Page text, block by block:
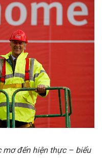
mơ đến hiện thực – biểu